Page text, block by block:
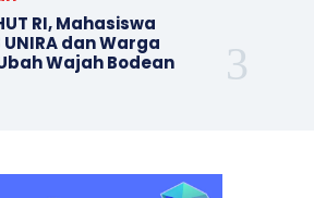
RI, Mahasiswa
UNIRA dan Warga
Wajah ‎Bodean